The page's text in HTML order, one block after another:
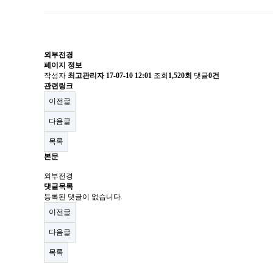
외부전경
페이지 정보
작성자 최고관리자 17-07-10 12:01 조회 1,520회 댓글0건
관련링크
이전글
다음글
목록
본문
외부전경
댓글목록
등록된 댓글이 없습니다.
이전글
다음글
목록